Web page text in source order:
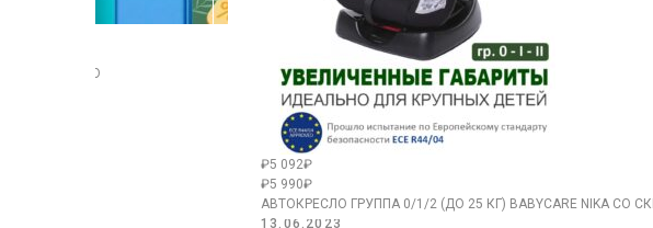
POCO
₽5 092₽
₽5 990₽
АВТОКРЕСЛО ГРУППА 0/1/2 (ДО 25 КГ) BABYCARE NIKA
13.06.2023